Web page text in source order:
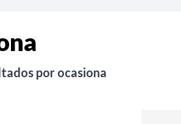
por ocasiona